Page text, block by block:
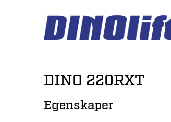
DINO 220RXT
Egenskaper